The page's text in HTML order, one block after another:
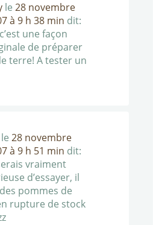
le 28 novembre
à 9 h 38 min dit:
une façon
de préparer
terre! A tester un
le 28 novembre
à 9 h 51 min dit:
vraiment
d’essayer, il
pommes de
rupture de stock